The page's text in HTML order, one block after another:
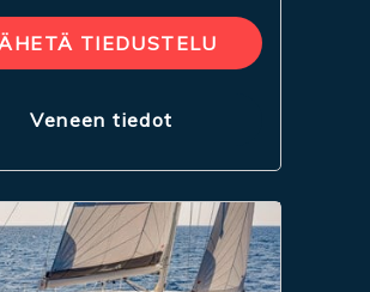
TIEDUSTELU
Veneen tiedot